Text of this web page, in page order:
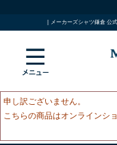
| メーカーズシャツ鎌倉 公
申し訳ございません。
こちらの商品はオンラインシ